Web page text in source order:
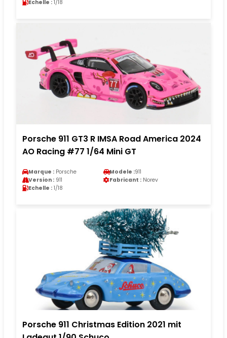
Echelle : 1/18
Porsche 911 GT3 R IMSA Road America 2024
AO Racing #77 1/64 Mini GT
Marque : Porsche Modele :911
Version : 911 Fabricant : Norev
Echelle : 1/18
Porsche 911 Christmas Edition 2021 mit